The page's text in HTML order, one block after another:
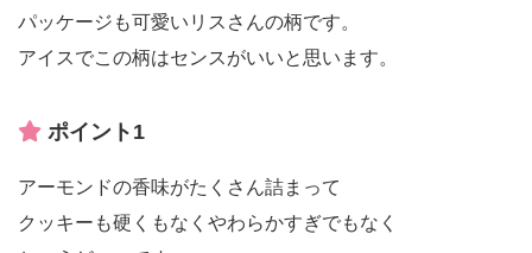
パッケージも可愛いリスさんの柄です。
アイスでこの柄はセンスがいいと思います。
ポイント1
アーモンドの香味がたくさん詰まって
クッキーも硬くもなくやわらかすぎでもなく